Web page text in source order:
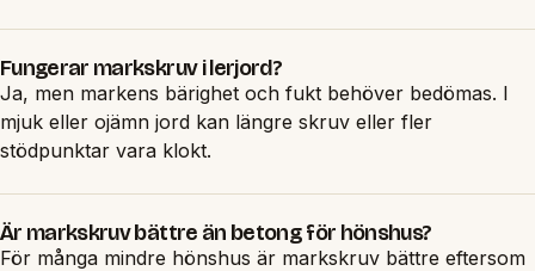
Fungerar markskruv i lerjord?
Ja, men markens bärighet och fukt behöver bedömas. I
mjuk eller ojämn jord kan längre skruv eller fler
stödpunktar vara klokt.
Är markskruv bättre än betong för hönshus?
För många mindre hönshus är markskruv bättre eftersom